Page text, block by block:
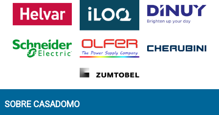
SOBRE CASADOMO